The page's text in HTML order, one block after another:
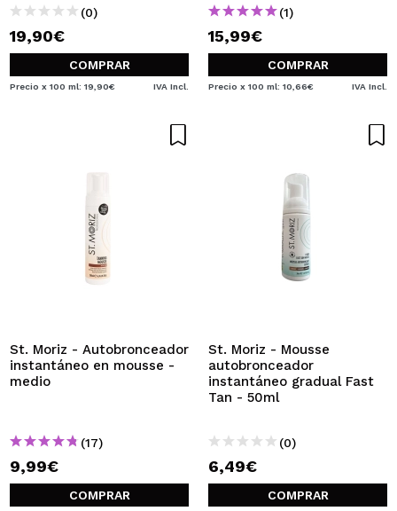
(0)
19,90€
COMPRAR
Precio x 100 ml: 19,90€ IVA Incl.
(1)
15,99€
COMPRAR
Precio x 100 ml: 10,66€ IVA Incl.
St. Moriz - Autobronceador
instantáneo en mousse -
medio
(17)
9,99€
COMPRAR
St. Moriz - Mousse
autobronceador
instantáneo gradual Fast
Tan - 50ml
(0)
6,49€
COMPRAR